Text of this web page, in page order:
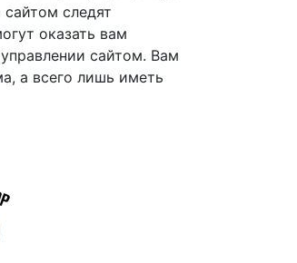
следят
оказать вам
сайтом. Вам
а всего лишь иметь